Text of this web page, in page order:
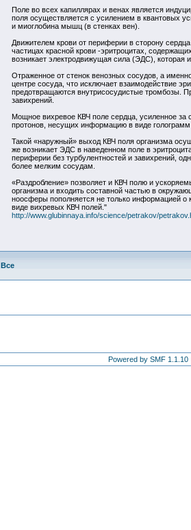
Поле во всех капиллярах и венах является
поля осуществляется с усилением в квантовых
и миоглобина мышц (в стенках вен).
Движителем крови от периферии в сторону
частицах красной крови -эритроцитах,
возникает электродвижущая сила (ЭДС), которая
Отраженное от стенок венозных сосудов, а
центре сосуда, что исключает взаимодействие
предотвращаются внутрисосудистые тромбозы.
завихрений.
Мощное вихревое КВЧ поле сердца, усиленное за
протонов, несущих информацию в виде
Такой «наружный» выход КВЧ поля организма
же возникает ЭДС в наведенном поле в
периферии без турбулентностей и завихрений,
более мелким сосудам.
«Раздробление» позволяет и КВЧ полю и
организма и входить составной частью в
ноосферы пополняется не только информацией о
виде вихревых КВЧ полей."
http://www.glubinnaya.info/science/petrakov/
Все
Powered by SMF 1.1.10